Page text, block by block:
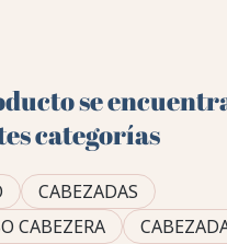
se
categorías
CABEZADAS
CABEZERA